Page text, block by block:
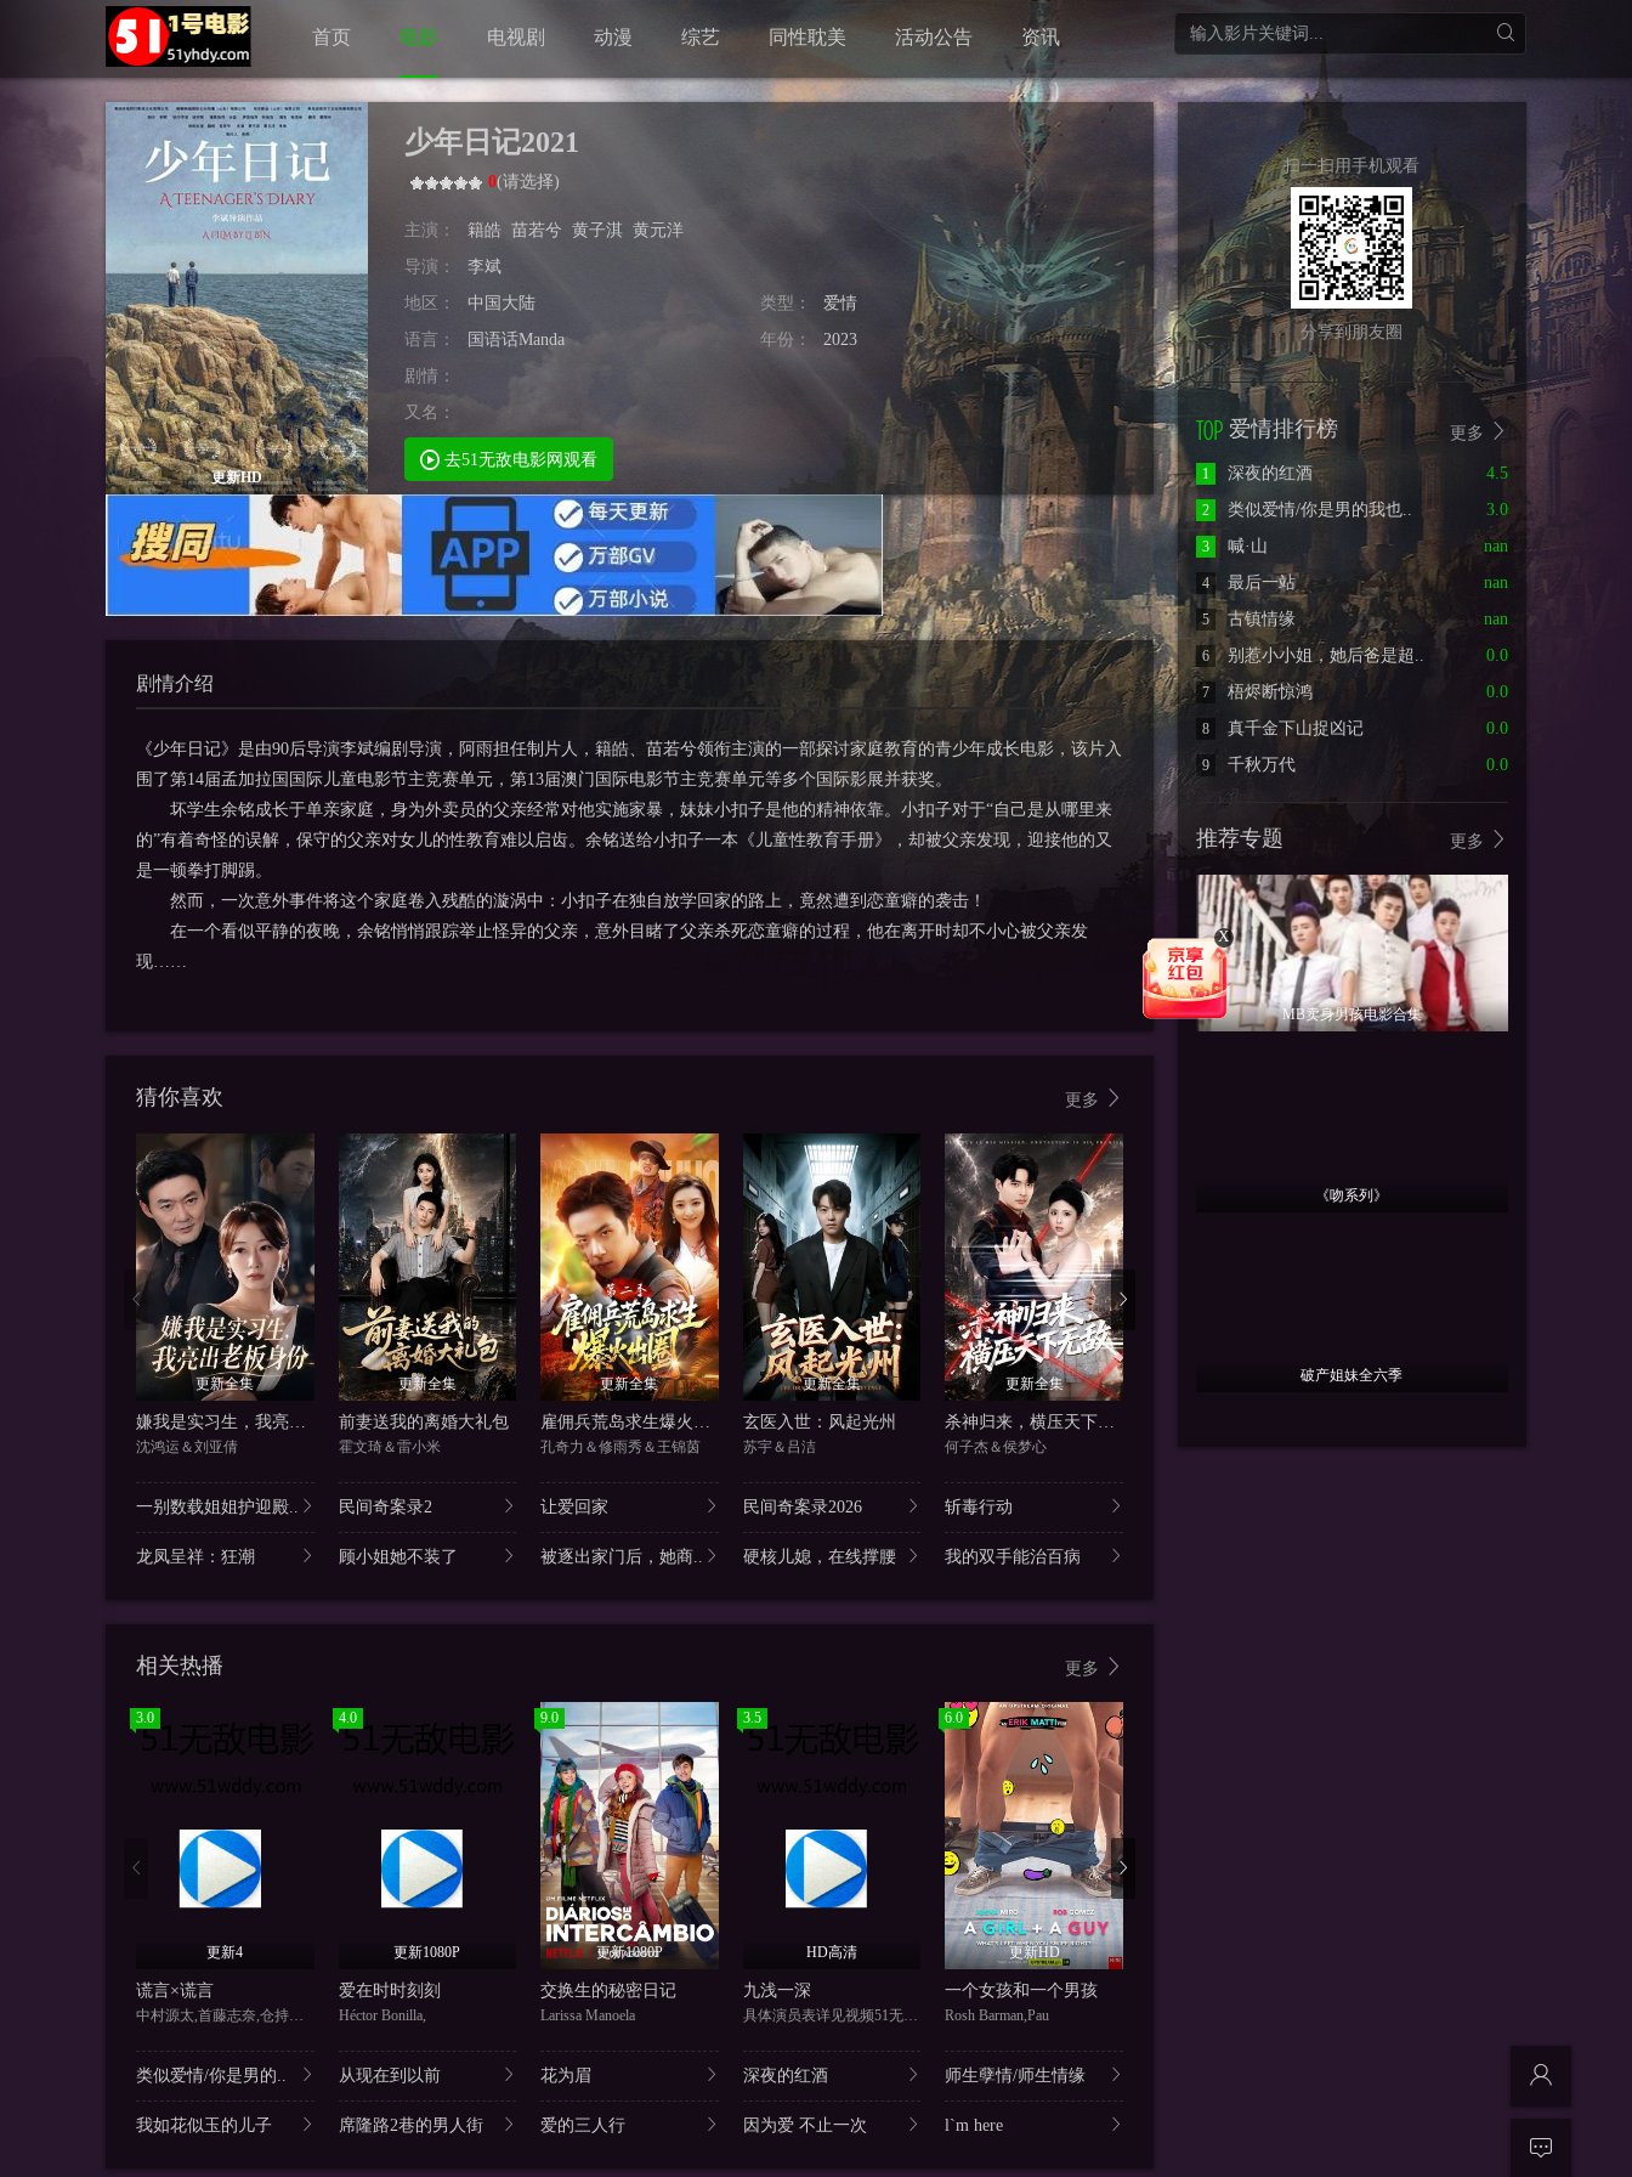
首页 电影 电视剧 动漫 综艺 同性耽美 活动公告 资讯
更新HD
少年日记2021
0(请选择)
主演： 籍皓 苗若兮 黄子淇 黄元洋
导演：
李斌
地区：
中国大陆 类型：
爱情
语言：
国语话Manda 年份：
2023
剧情：
又名：
去51无敌电影网观看
剧情介绍
《少年日记》是由90后导演李斌编剧导演，阿雨担任制片人，籍皓、苗若兮领衔主演的一部探讨家庭教育的青少年成长电影，该片入
围了第14届孟加拉国国际儿童电影节主竞赛单元，第13届澳门国际电影节主竞赛单元等多个国际影展并获奖。
坏学生余铭成长于单亲家庭，身为外卖员的父亲经常对他实施家暴，妹妹小扣子是他的精神依靠。小扣子对于“自己是从哪里来
的”有着奇怪的误解，保守的父亲对女儿的性教育难以启齿。余铭送给小扣子一本《儿童性教育手册》，却被父亲发现，迎接他的又
是一顿拳打脚踢。
然而，一次意外事件将这个家庭卷入残酷的漩涡中：小扣子在独自放学回家的路上，竟然遭到恋童癖的袭击！
在一个看似平静的夜晚，余铭悄悄跟踪举止怪异的父亲，意外目睹了父亲杀死恋童癖的过程，他在离开时却不小心被父亲发
现……
更多
猜你喜欢
更新全集
嫌我是实习生，我亮出老板身份
沈鸿运＆刘亚倩
更新全集
前妻送我的离婚大礼包
霍文琦＆雷小米
更新全集
雇佣兵荒岛求生爆火出圈第二季
孔奇力＆修雨秀＆王锦茵
更新全集
玄医入世：风起光州
苏宇＆吕洁
更新全集
杀神归来，横压天下无敌
何子杰＆侯梦心
一别数载姐姐护迎殿.. 民间奇案录2 让爱回家 民间奇案录2026 斩毒行动
龙凤呈祥：狂潮 顾小姐她不装了 被逐出家门后，她商.. 硬核儿媳，在线撑腰 我的双手能治百病
更多
相关热播
3.0
更新4
谎言×谎言
中村源太,首藤志奈,仓持若菜
4.0
更新1080P
爱在时时刻刻
Héctor Bonilla,
9.0
更新1080P
交换生的秘密日记
Larissa Manoela
3.5
HD高清
九浅一深
具体演员表详见视频51无敌电影
6.0
更新HD
一个女孩和一个男孩
Rosh Barman,Pau
类似爱情/你是男的.. 从现在到以前 花为眉 深夜的红酒 师生孽情/师生情缘
我如花似玉的儿子 席隆路2巷的男人街 爱的三人行 因为爱 不止一次 l`m here
扫一扫用手机观看
分享到朋友圈
更多
爱情排行榜
4.5
1
深夜的红酒
3.0
2
类似爱情/你是男的我也..
nan
3
喊·山
nan
4
最后一站
nan
5
古镇情缘
0.0
6
别惹小小姐，她后爸是超..
0.0
7
梧烬断惊鸿
0.0
8
真千金下山捉凶记
0.0
9 千秋万代
更多
推荐专题
MB卖身男孩电影合集
《吻系列》
破产姐妹全六季
X